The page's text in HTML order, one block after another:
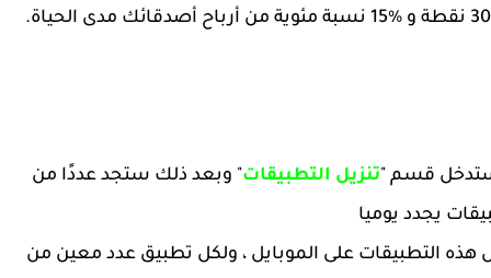
ستدخل قسم "تنزيل التطبيقات" وبعد ذلك ستجد عددًا من
يجدد يوميا
التطبيقات على الموبايل ، ولكل تطبيق عدد معين من